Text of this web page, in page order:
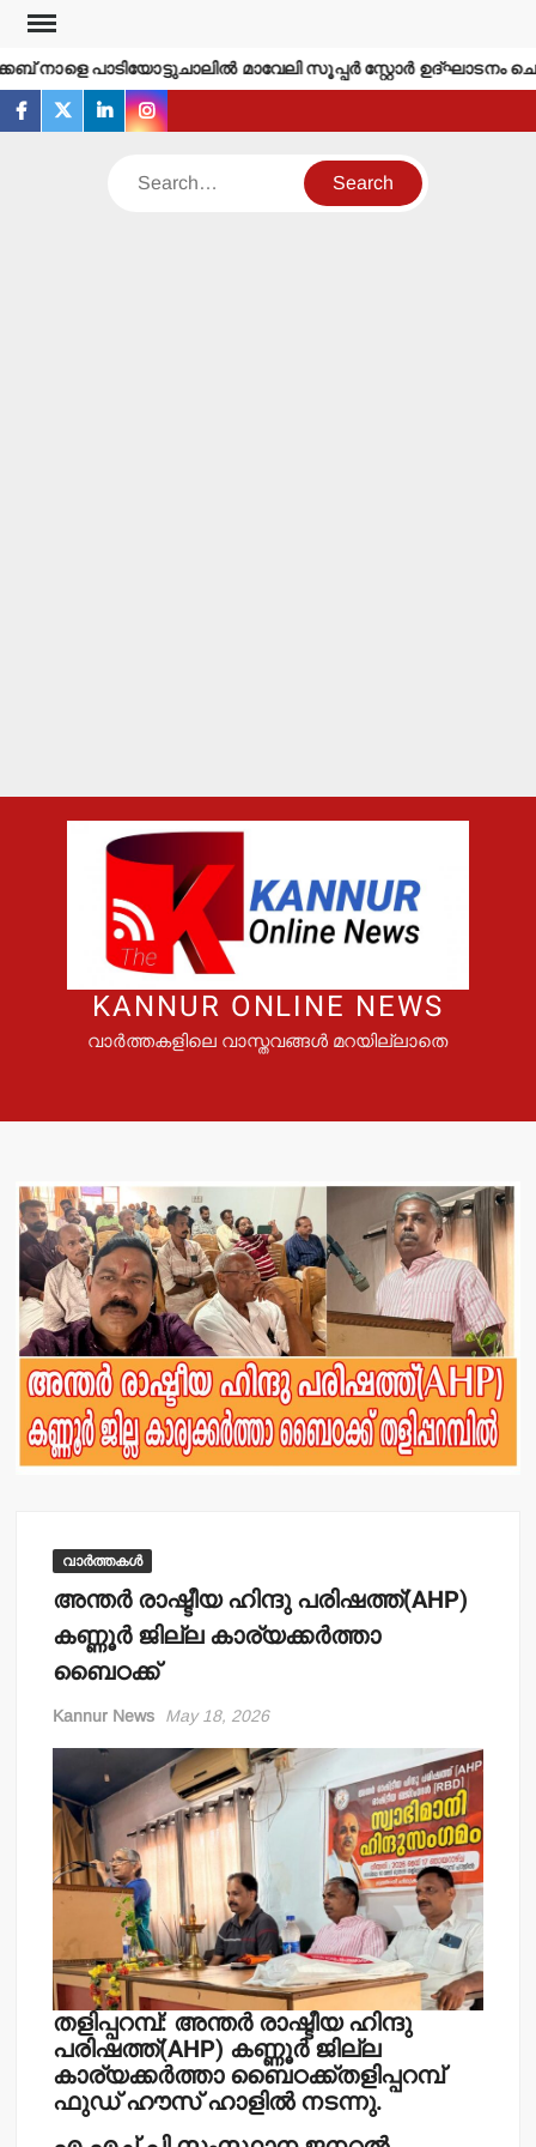
Skip
content
നാളെ പാടിയോട്ടുചാലില്‍ മാവേലി സൂപ്പര്‍ സ്റ്റോര്‍ ഉദ്ഘാടനം
facebook
twitterlinkedininstagram
Search
KANNUR ONLINE NEWS
വാർത്തകളിലെ വാസ്തവങ്ങൾ മറയില്ലാതെ
വാർത്തകൾ
അന്തര്‍ രാഷ്ടീയ ഹിന്ദു പരിഷത്ത്(AHP)
കണ്ണൂര്‍ ജില്ല കാര്യക്കര്‍ത്താ
ബൈഠക്ക്
Kannur News May 18, 2026
തളിപ്പറമ്പ്: അന്തര്‍ രാഷ്ടീയ ഹിന്ദു
പരിഷത്ത്(AHP) കണ്ണൂര്‍ ജില്ല
കാര്യക്കര്‍ത്താ ബൈഠക്ക്തളിപ്പറമ്പ്
ഫുഡ് ഹൗസ് ഹാളില്‍ നടന്നു.